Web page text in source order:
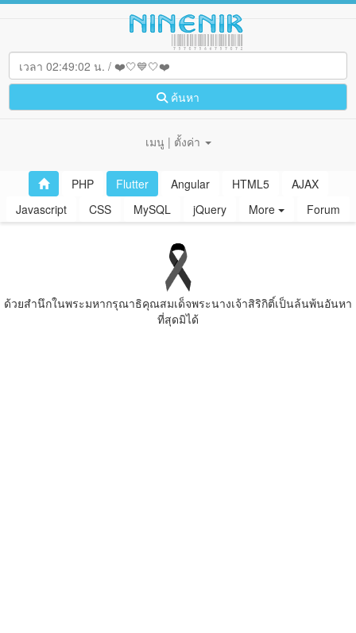
ค้นหา
เมนู | ตั้งค่า
PHP Flutter Angular HTML5
AJAX
Javascript
CSS MySQL jQuery More Forum
ด้วยสํานึกในพระมหากรุณาธิคุณสมเด็จพระนางเจ้าสิริกิติ์เป็นล้นพ้นอันหา
ที่สุดมิได้